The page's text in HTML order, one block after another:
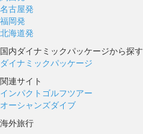
名古屋発
福岡発
北海道発
国内ダイナミックパッケージから探す
ダイナミックパッケージ
関連サイト
インパクトゴルフツアー
オーシャンズダイブ
海外旅行